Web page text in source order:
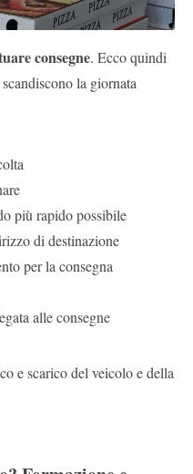
consegne. Ecco quindi
la giornata
più rapido possibile
di destinazione
per la consegna
alle consegne
e scarico del veicolo e della